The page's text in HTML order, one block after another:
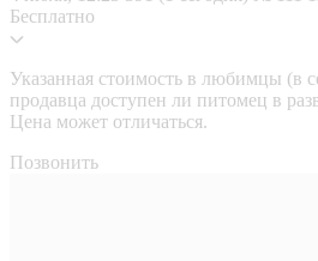
Бесплатно
Указанная стоимость в любимцы (в
продавца доступен ли питомец в
Цена может отличаться.
Позвонить